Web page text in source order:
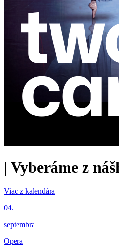
| Vyberáme z
Viac z kalendára
04.
septembra
Opera